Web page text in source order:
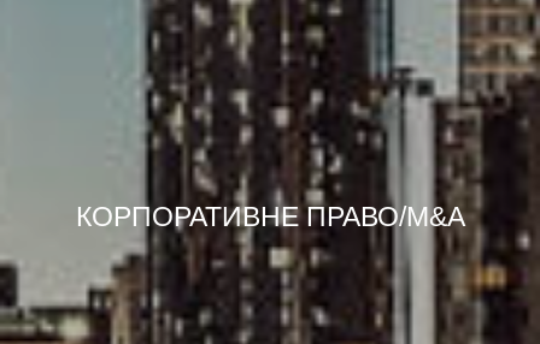
КОРПОРАТИВНЕ ПРАВО/M&A